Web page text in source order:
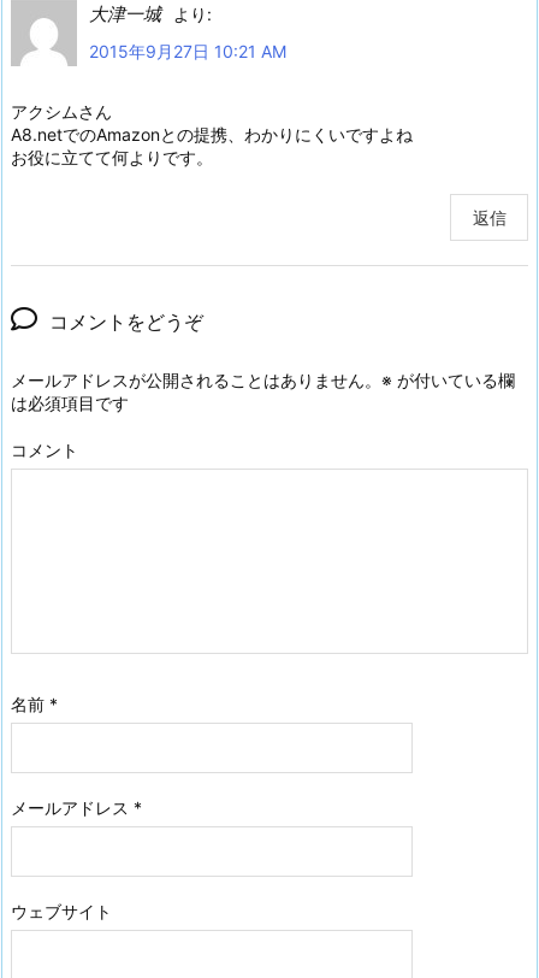
大津一城
より:
2015年9月27日 10:21 AM
アクシムさん
A8.netでのAmazonとの提携、わかりにくいですよね
お役に立てて何よりです。
返信
コメントをどうぞ
メールアドレスが公開されることはありません。 ※ が付いている欄
は必須項目です
コメント
名前 *
メールアドレス *
ウェブサイト